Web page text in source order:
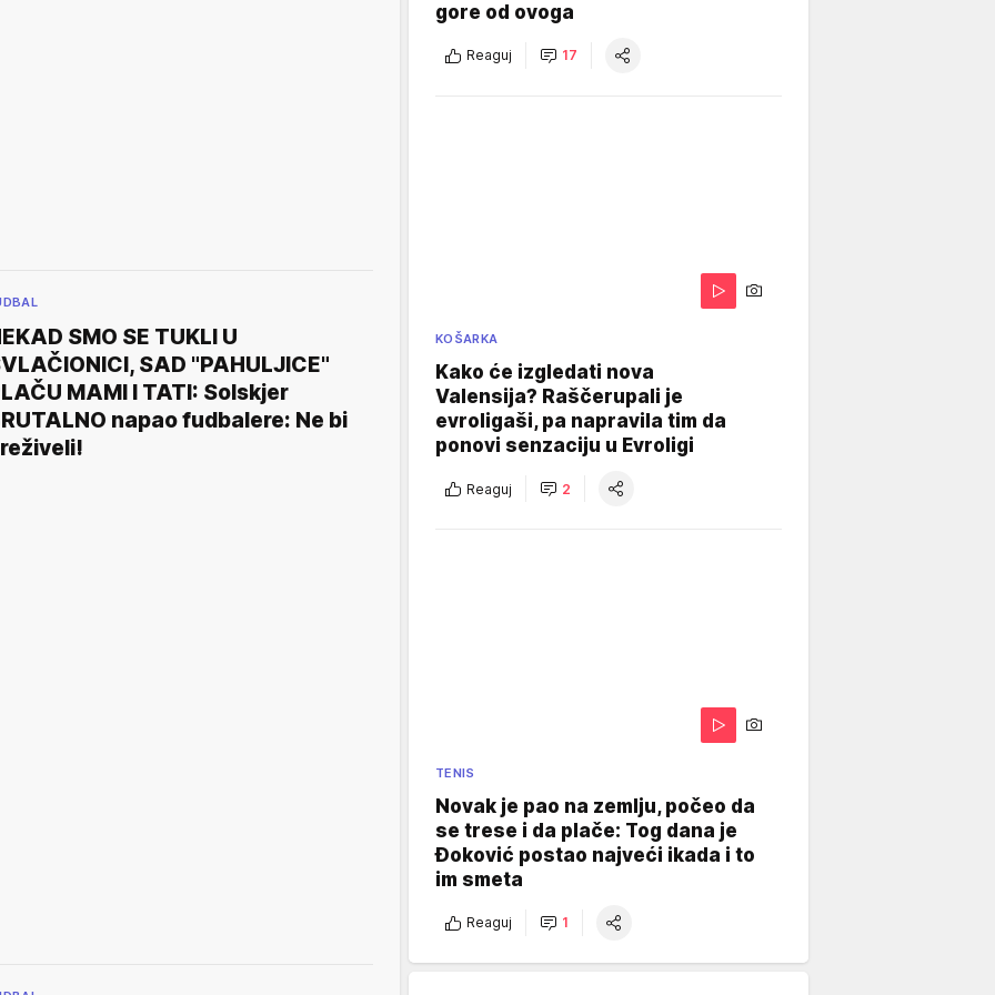
SMO SE TUKLI U
SAD "PAHULJICE"
MAMI I TATI: Solskjer
napao fudbalere: Ne bi
gore od ovoga
Reaguj 17
KOŠARKA
Kako će izgledati nova
Valensija? Raščerupali je
evroligaši, pa napravila tim da
ponovi senzaciju u Evroligi
Reaguj 2
TENIS
Novak je pao na zemlju, počeo da
se trese i da plače: Tog dana je
Đoković postao najveći ikada i to
im smeta
Reaguj 1